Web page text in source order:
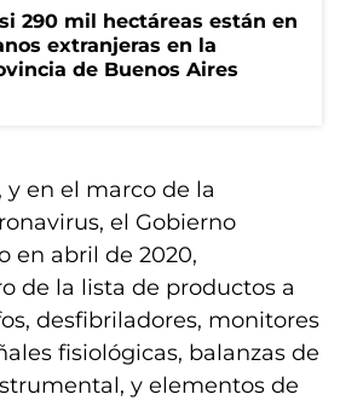
290 mil hectáreas están en
extranjeras en la
de Buenos Aires
en el marco de la
el Gobierno
en abril de 2020,
de la lista de productos a
desfibriladores, monitores
fisiológicas, balanzas de
y elementos de